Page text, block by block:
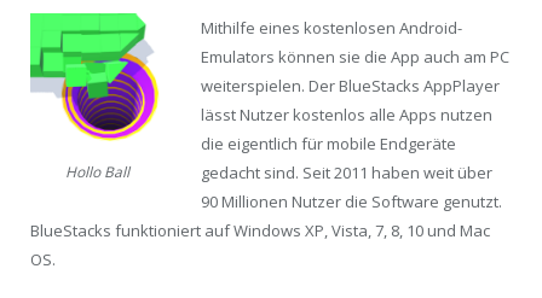
Hollo Ball
Mithilfe eines kostenlosen Android-
Emulators können sie die App auch am PC
weiterspielen. Der BlueStacks AppPlayer
lässt Nutzer kostenlos alle Apps nutzen
die eigentlich für mobile Endgeräte
gedacht sind. Seit 2011 haben weit über
90 Millionen Nutzer die Software genutzt.
BlueStacks funktioniert auf Windows XP, Vista, 7, 8, 10 und Mac
OS.